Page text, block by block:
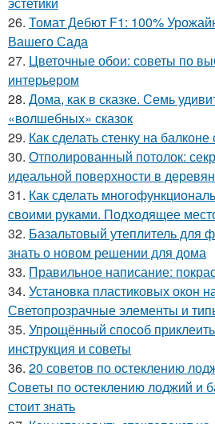
26. Томат Дебют F1: 100%
Вашего Сада
27. Цветочные обои: советы по
интерьером
28. Дома, как в сказке. Семь
«волшебных» сказок
29. Как сделать стенку на
30. Отполированный потолок:
идеальной поверхности в
31. Как сделать
своими руками. Подходящее
32. Базальтовый утеплитель для
знать о новом решении для дома
33. Правильное написание:
34. Установка пластиковых окон
Светопрозрачные элементы и
35. Упрощённый способ
инструкция и советы
36. 20 советов по остеклению
Советы по остеклению лоджий и
стоит знать